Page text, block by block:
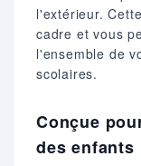
l'extérieur.
cadre et vous
l'ensemble de
scolaires.
Conçue
des enfants